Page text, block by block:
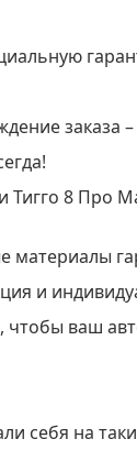
заказа –
Тигго 8 Про
материалы
и
чтобы ваш
на